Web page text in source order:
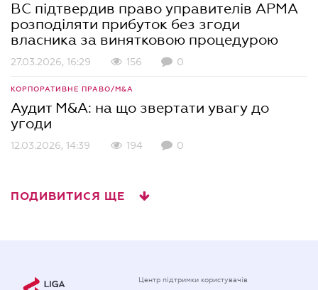
ВС підтвердив право управителів АРМА
розподіляти прибуток без згоди
власника за винятковою процедурою
27.03.2026, 16:29 156 0
КОРПОРАТИВНЕ ПРАВО/M&A
Аудит M&A: на що звертати увагу до
угоди
12.03.2026, 14:39 194 0
ПОДИВИТИСЯ ЩЕ
Центр підтримки користувачів